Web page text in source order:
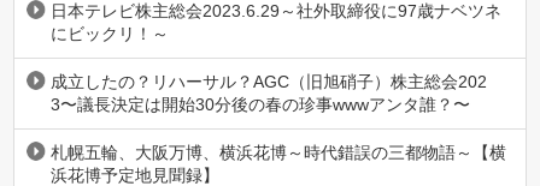
日本テレビ株主総会2023.6.29～社外取締役に97歳ナベツネ
にビックリ！～
成立したの？リハーサル？AGC（旧旭硝子）株主総会202
3〜議長決定は開始30分後の春の珍事wwwアンタ誰？〜
札幌五輪、大阪万博、横浜花博～時代錯誤の三都物語～【横
浜花博予定地見聞録】